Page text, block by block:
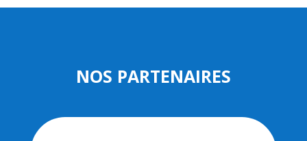
NOS PARTENAIRES